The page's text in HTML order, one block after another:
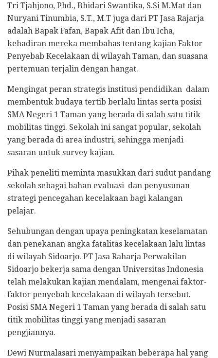
Tri Tjahjono, Phd., Bhidari Swantika, S.Si M.Mat dan
Nuryani Tinumbia, S.T., M.T juga dari PT Jasa Rajarja
adalah Bapak Fafan, Bapak Afit dan Ibu Icha,
kehadiran mereka membahas tentang kajian Faktor
Penyebab Kecelakaan di wilayah Taman, dan suasana
pertemuan terjalin dengan hangat.
Mengingat peran strategis institusi pendidikan dalam
membentuk budaya tertib berlalu lintas serta posisi
SMA Negeri 1 Taman yang berada di salah satu titik
mobilitas tinggi. Sekolah ini sangat popular, sekolah
yang berada di area industri, sehingga menjadi
sasaran untuk survey kajian.
Pihak peneliti meminta masukkan dari sudut pandang
sekolah sebagai bahan evaluasi dan penyusunan
strategi pencegahan kecelakaan bagi kalangan
pelajar.
Sehubungan dengan upaya peningkatan keselamatan
dan penekanan angka fatalitas kecelakaan lalu lintas
di wilayah Sidoarjo. PT Jasa Raharja Perwakilan
Sidoarjo bekerja sama dengan Universitas Indonesia
telah melakukan kajian mendalam, mengenai faktor-
faktor penyebab kecelakaan di wilayah tersebut.
Posisi SMA Negeri 1 Taman yang berada di salah satu
titik mobilitas tinggi yang menjadi sasaran
pengjiannya.
Dewi Nurmalasari menyampaikan beberapa hal yang